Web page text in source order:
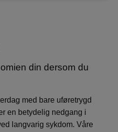
din dersom du
med bare uføretrygd
en betydelig nedgang i
langvarig sykdom. Våre
tillater
som
riktig uten strengt
CookieScript
www.watercircles.no